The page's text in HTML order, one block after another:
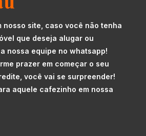
nosso site, caso você não tenha
que deseja alugar ou
nossa equipe no whatsapp!
prazer em começar o seu
você vai se surpreender!
aquele cafezinho em nossa